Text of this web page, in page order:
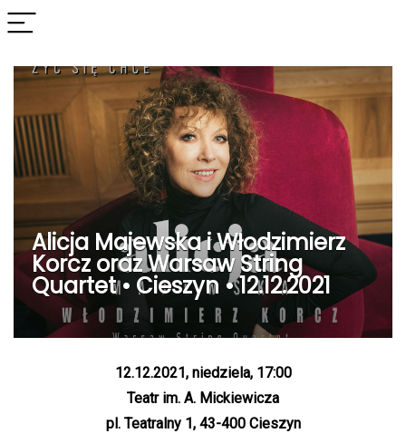
Alicja Majewska i Włodzimierz
Korcz oraz Warsaw String
Quartet • Cieszyn • 12.12.2021
12.12.2021, niedziela, 17:00
Teatr im. A. Mickiewicza
pl. Teatralny 1, 43-400 Cieszyn